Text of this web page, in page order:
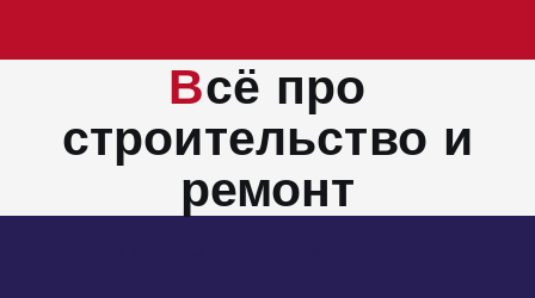
Всё про
строительство и
ремонт